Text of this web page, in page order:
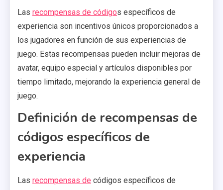
Las recompensas de códigos específicos de
experiencia son incentivos únicos proporcionados a
los jugadores en función de sus experiencias de
juego. Estas recompensas pueden incluir mejoras de
avatar, equipo especial y artículos disponibles por
tiempo limitado, mejorando la experiencia general de
juego.
Definición de recompensas de
códigos específicos de
experiencia
Las recompensas de códigos específicos de